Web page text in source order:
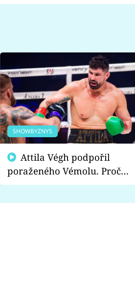
SHOWBYZNYS
poraženého Vémolu. Proč
chce raději zápasit s ním než